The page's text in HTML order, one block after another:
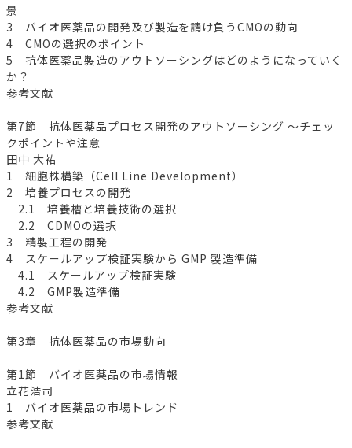
景
3 バイオ医薬品の開発及び製造を請け負うCMOの動向
4 CMOの選択のポイント
5 抗体医薬品製造のアウトソーシングはどのようになっていく
か？
参考文献
第7節 抗体医薬品プロセス開発のアウトソーシング ～チェッ
クポイントや注意
田中 大祐
1 細胞株構築（Cell Line Development）
2 培養プロセスの開発
2.1 培養槽と培養技術の選択
2.2 CDMOの選択
3 精製工程の開発
4 スケールアップ検証実験から GMP 製造準備
4.1 スケールアップ検証実験
4.2 GMP製造準備
参考文献
第3章 抗体医薬品の市場動向
第1節 バイオ医薬品の市場情報
立花浩司
1 バイオ医薬品の市場トレンド
参考文献